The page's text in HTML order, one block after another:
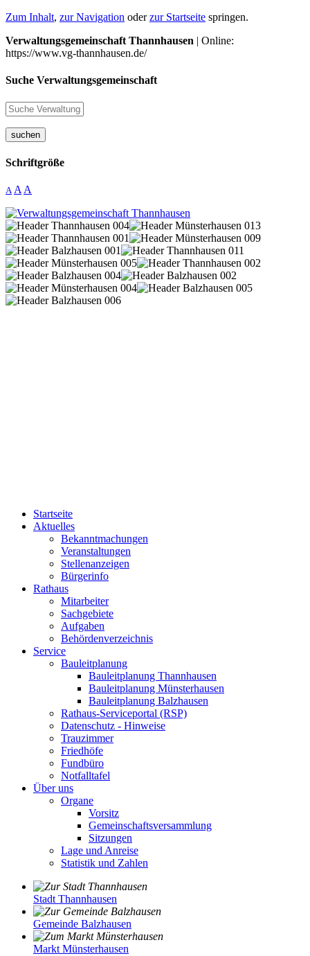
Zum Inhalt, zur Navigation oderzur Startseite springen.
Verwaltungsgemeinschaft Thannhausen | Online:
https://www.vg-thannhausen.de/
Suche Verwaltungsgemeinschaft
suchen
Schriftgröße
A A A
Startseite
Aktuelles
Bekanntmachungen
Veranstaltungen
Stellenanzeigen
Bürgerinfo
Rathaus
Mitarbeiter
Sachgebiete
Aufgaben
Behördenverzeichnis
Service
Bauleitplanung
Bauleitplanung Thannhausen
Bauleitplanung Münsterhausen
Bauleitplanung Balzhausen
Rathaus-Serviceportal (RSP)
Datenschutz - Hinweise
Trauzimmer
Friedhöfe
Fundbüro
Notfalltafel
Über uns
Organe
Vorsitz
Gemeinschaftsversammlung
Sitzungen
Lage und Anreise
Statistik und Zahlen
Stadt Thannhausen
Gemeinde Balzhausen
Markt Münsterhausen